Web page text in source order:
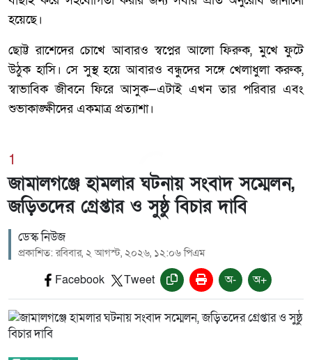
হয়েছে।
ছোট্ট রাশেদের চোখে আবারও স্বপ্নের আলো ফিরুক, মুখে ফুটে
উঠুক হাসি। সে সুস্থ হয়ে আবারও বন্ধুদের সঙ্গে খেলাধুলা করুক,
স্বাভাবিক জীবনে ফিরে আসুক—এটাই এখন তার পরিবার এবং
শুভাকাঙ্ক্ষীদের একমাত্র প্রত্যাশা।
1
জামালগঞ্জে হামলার ঘটনায় সংবাদ সম্মেলন,
জড়িতদের গ্রেপ্তার ও সুষ্ঠু বিচার দাবি
ডেস্ক নিউজ
প্রকাশিত: রবিবার, ২ আগস্ট, ২০২৬, ১২:০৬ পিএম
Facebook Tweet অ- অ+